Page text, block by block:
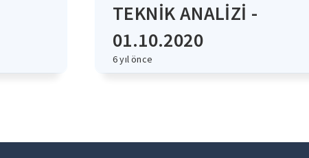
TEKNİK ANALİZİ -
01.10.2020
6 yıl önce